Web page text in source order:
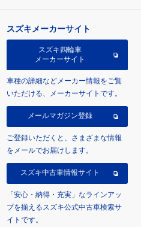
スズキメーカーサイト
スズキ四輪車
メーカーサイト
車種の詳細などメーカー情報をご覧
いただける、メーカーサイトです。
メールマガジン登録
ご登録いただくと、さまざまな情報
をメールでお届けします。
スズキ中古車情報サイト
「安心・納得・充実」なラインアッ
プを揃えるスズキ公式中古車検索サ
イトです。